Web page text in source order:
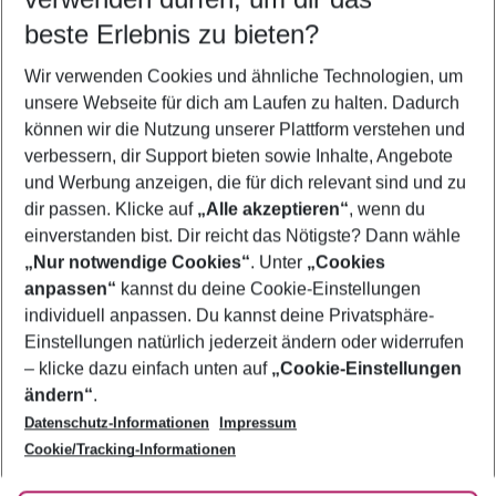
5-8 Nächte
2 Erwachsene Keine Kinder
Mehr Filter anzeigen
Footer
Footer navigation
Über uns
AGB
Bestpreisgarantie
Cookie-Einstellungen ändern
Cookie-Richtlinie
Agenturbetreuung
Barrierefreies Reisen
Folge uns
beste Erlebnis zu bieten?
Wir verwenden Cookies und ähnliche Technologien, um
unsere Webseite für dich am Laufen zu halten. Dadurch
können wir die Nutzung unserer Plattform verstehen und
verbessern, dir Support bieten sowie Inhalte, Angebote
und Werbung anzeigen, die für dich relevant sind und zu
dir passen. Klicke auf „Alle akzeptieren“, wenn du
einverstanden bist. Dir reicht das Nötigste? Dann wähle
„Nur notwendige Cookies“. Unter „Cookies
anpassen“ kannst du deine Cookie-Einstellungen
individuell anpassen. Du kannst deine Privatsphäre-
Einstellungen natürlich jederzeit ändern oder widerrufen
– klicke dazu einfach unten auf „Cookie-Einstellungen
ändern“.
Datenschutz-Informationen
Impressum
Cookie/Tracking-Informationen